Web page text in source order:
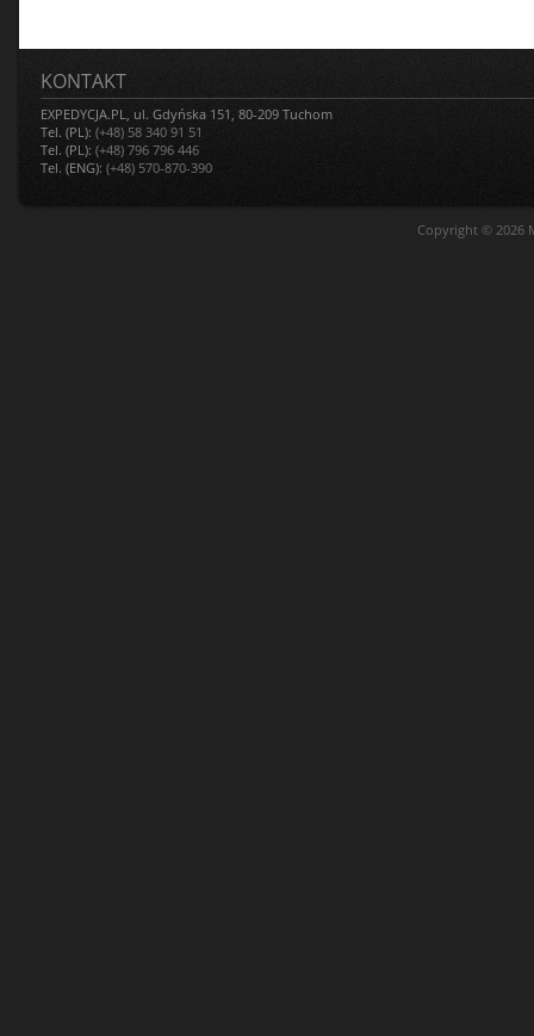
KONTAKT
EXPEDYCJA.PL, ul. Gdyńska 151, 80-209 Tuchom
Tel. (PL): (+48) 58 340 91 51
Tel. (PL): (+48) 796 796 446
Tel. (ENG): (+48) 570-870-390
Copyright © 2026